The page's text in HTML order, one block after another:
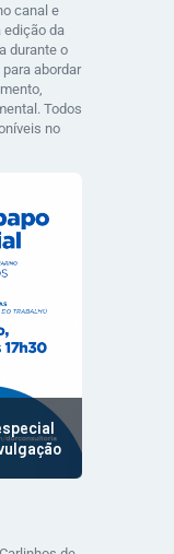
canal e
edição da
durante o
abordar
Todos
no